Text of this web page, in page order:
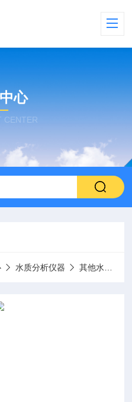
心
CENTER
水质分析仪器 其他水质分析仪及配件